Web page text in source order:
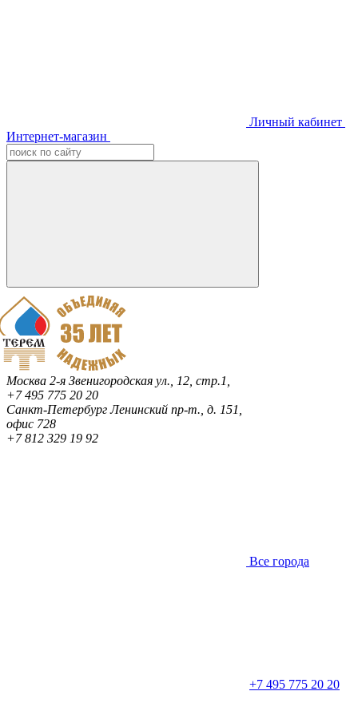
Личный кабинет
Интернет-магазин
Москва 2-я Звенигородская ул., 12, стр.1,
+7 495 775 20 20
Санкт-ПетербургЛенинский пр-т., д. 151,
офис 728
+7 812 329 19 92
Все города
+7 495 775 20 20